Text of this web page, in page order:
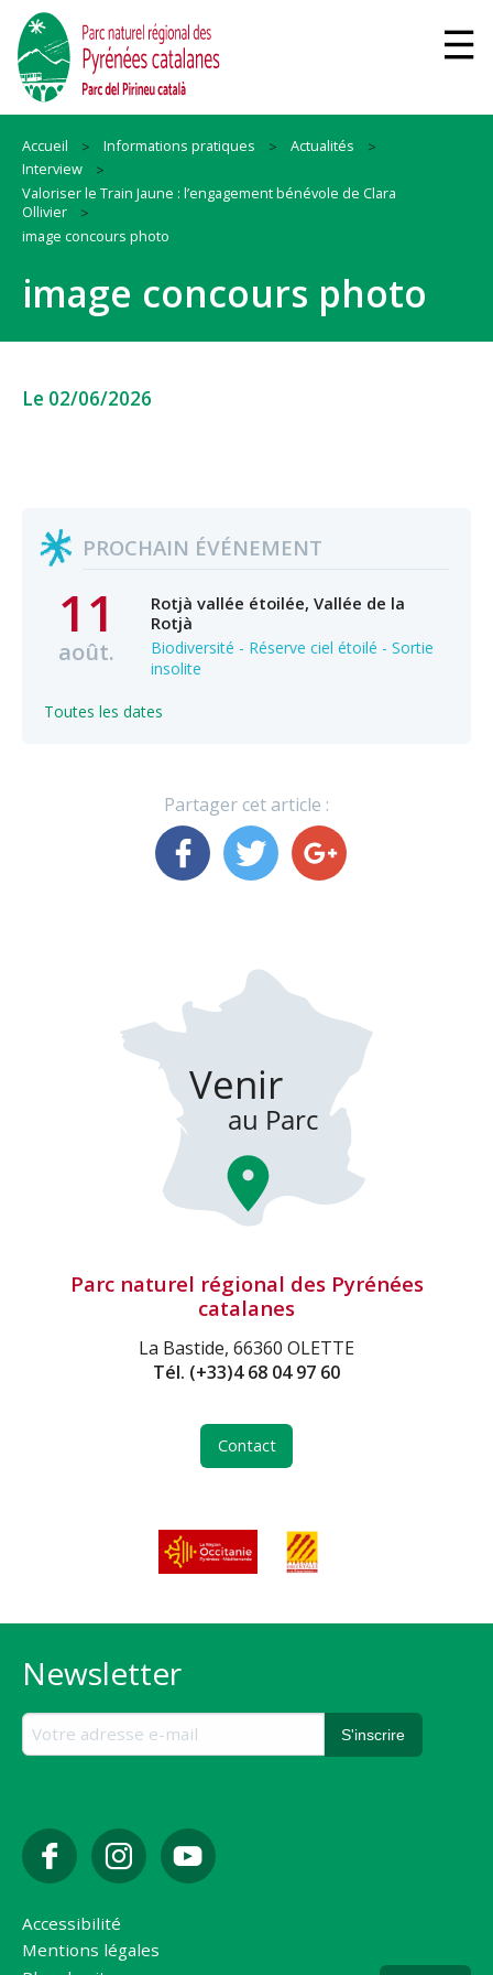
Accueil Informations pratiques
Actualités
Interview
Valoriser le Train Jaune : l’engagement bénévole de Clara
Ollivier
image concours photo
image concours photo
Le 02/06/2026
PROCHAIN ÉVÉNEMENT
11
août.
Rotjà vallée étoilée, Vallée de la
Rotjà
Biodiversité - Réserve ciel étoilé - Sortie
insolite
Toutes les dates
Partager cet article :
Parc naturel régional des Pyrénées
catalanes
La Bastide, 66360 OLETTE
Tél. (+33)4 68 04 97 60
Contact
Newsletter
Accessibilité
Mentions légales